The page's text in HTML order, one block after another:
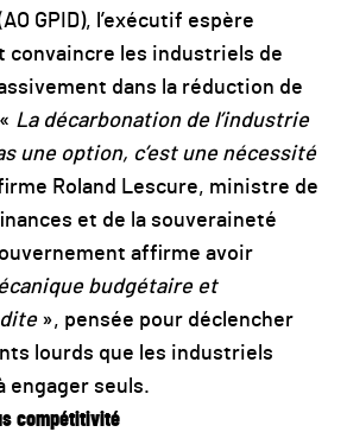
GPID), l’exécutif espère
convaincre les industriels de
dans la réduction de
La décarbonation de l’industrie
une option, c’est une nécessité
Roland Lescure, ministre de
et de la souveraineté
affirme avoir
budgétaire et
», pensée pour déclencher
lourds que les industriels
engager seuls.
compétitivité